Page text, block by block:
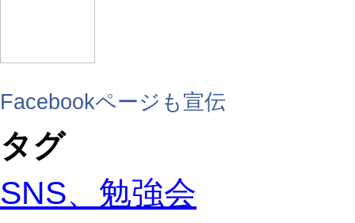
Facebookページも宣伝
タグ
SNS、勉強会